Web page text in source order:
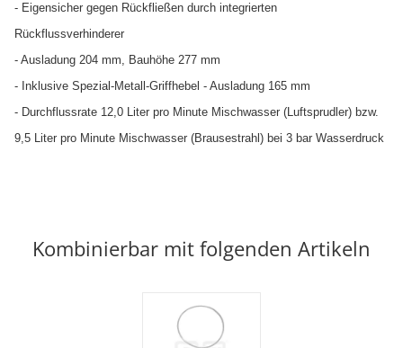
- Eigensicher gegen Rückfließen durch integrierten
Rückflussverhinderer
- Ausladung 204 mm, Bauhöhe 277 mm
- Inklusive Spezial-Metall-Griffhebel - Ausladung 165 mm
- Durchflussrate 12,0 Liter pro Minute Mischwasser (Luftsprudler) bzw.
9,5 Liter pro Minute Mischwasser (Brausestrahl) bei 3 bar Wasserdruck
Kombinierbar mit folgenden Artikeln